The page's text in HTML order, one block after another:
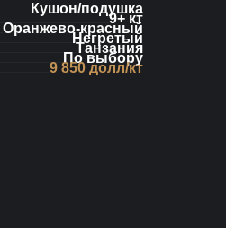
Кушон/подушка
9+ кт
Оранжево-красный
Негретый
Танзания
По выбору
9 850 долл/кт